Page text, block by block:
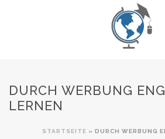
DURCH WERBUNG
LERNEN
STARTSEITE » DURCH WERBUNG